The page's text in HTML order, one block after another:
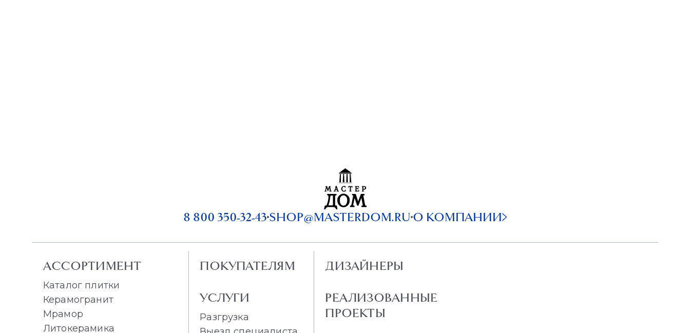
8 800 350-32-43SHOP@MASTERDOM.RUО КОМПАНИИ
АССОРТИМЕНТ
Каталог плитки
Керамогранит
Мрамор
Литокерамика
ПОКУПАТЕЛЯМ
УСЛУГИ
Разгрузка
ДИЗАЙНЕРЫ
РЕАЛИЗОВАННЫЕ
ПРОЕКТЫ